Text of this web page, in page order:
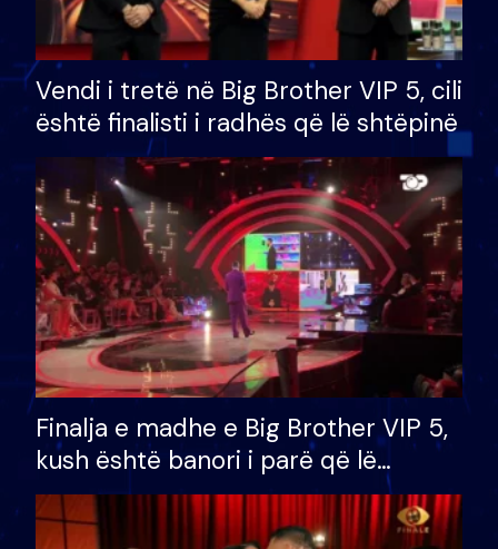
Vendi i tretë në Big Brother VIP 5, cili
është finalisti i radhës që lë shtëpinë
Finalja e madhe e Big Brother VIP 5,
kush është banori i parë që lë
shtëpinë dhe humb mundësinë për
të fituar çmimin e madh